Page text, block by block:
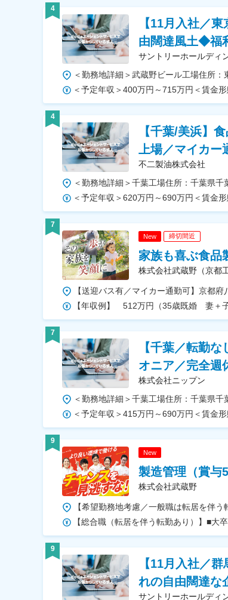
4
【11月入社／
由闊達風土◆福
サントリーホールディ
4
【千葉/美浜】
上場／マイカー
不二製油株式会社
7
New 締切間近
家族も喜ぶ食品
株式会社武蔵野（京都
【年収例】 512万円（35歳既婚 妻＋子
7
【千葉／転勤
オニア／完全週
株式会社ニップン
9
New
製造管理（賞与
株式会社武蔵野
9
【11月入社／
れの自由闊達
サントリーホールディ